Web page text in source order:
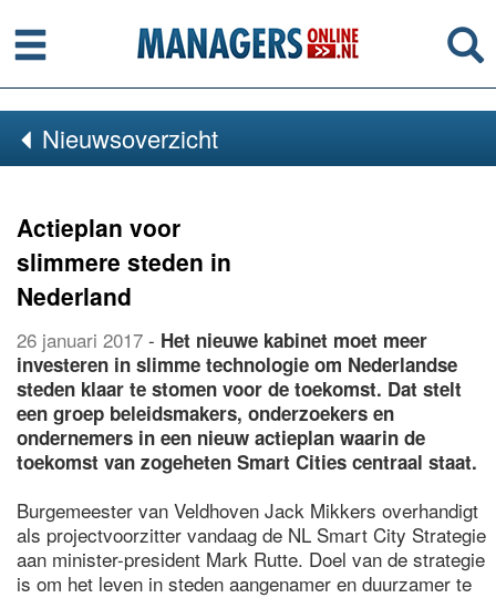
Menu
Nieuwsoverzicht
Actieplan voor
slimmere steden in
Nederland
26 januari 2017 - Het nieuwe kabinet moet meer
investeren in slimme technologie om Nederlandse
steden klaar te stomen voor de toekomst. Dat stelt
een groep beleidsmakers, onderzoekers en
ondernemers in een nieuw actieplan waarin de
toekomst van zogeheten Smart Cities centraal staat.
Burgemeester van Veldhoven Jack Mikkers overhandigt
als projectvoorzitter vandaag de NL Smart City Strategie
aan minister-president Mark Rutte. Doel van de strategie
is om het leven in steden aangenamer en duurzamer te